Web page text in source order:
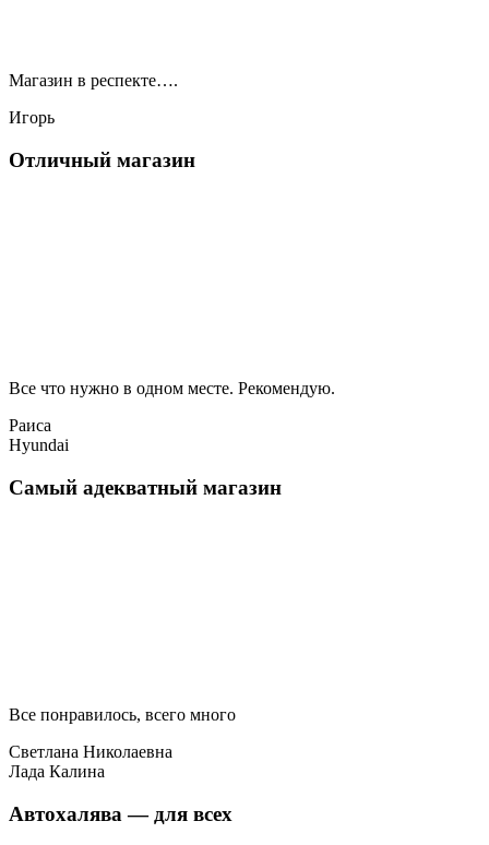
Магазин в респекте….
Игорь
Отличный магазин
Все что нужно в одном месте. Рекомендую.
Раиса
Hyundai
Самый адекватный магазин
Все понравилось, всего много
Светлана Николаевна
Лада Калина
Автохалява — для всех